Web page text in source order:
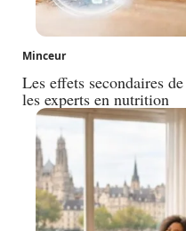
Minceur
Les effets secondaires
les experts en nutrition